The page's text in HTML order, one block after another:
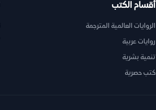
أقسام الكتب
الروايات العالمية المترجمة
روايات عربية
تنمية بشرية
كتب حصرية